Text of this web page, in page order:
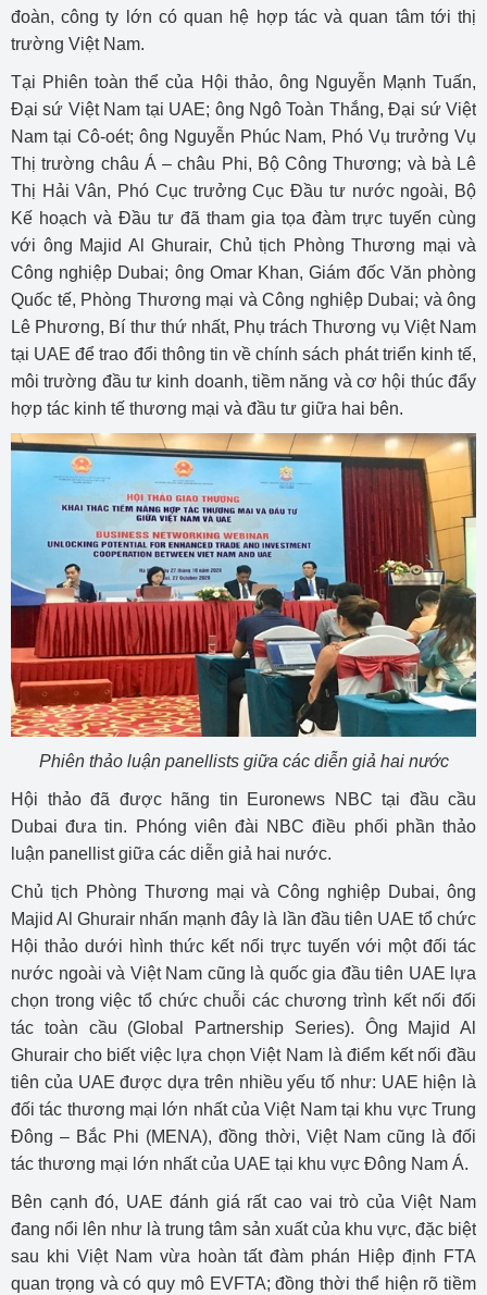
đoàn, công ty lớn có quan hệ hợp tác và quan tâm tới thị
trường Việt Nam.
Tại Phiên toàn thể của Hội thảo, ông Nguyễn Mạnh Tuấn,
Đại sứ Việt Nam tại UAE; ông Ngô Toàn Thắng, Đại sứ Việt
Nam tại Cô-oét; ông Nguyễn Phúc Nam, Phó Vụ trưởng Vụ
Thị trường châu Á – châu Phi, Bộ Công Thương; và bà Lê
Thị Hải Vân, Phó Cục trưởng Cục Đầu tư nước ngoài, Bộ
Kế hoạch và Đầu tư đã tham gia tọa đàm trực tuyến cùng
với ông Majid Al Ghurair, Chủ tịch Phòng Thương mại và
Công nghiệp Dubai; ông Omar Khan, Giám đốc Văn phòng
Quốc tế, Phòng Thương mại và Công nghiệp Dubai; và ông
Lê Phương, Bí thư thứ nhất, Phụ trách Thương vụ Việt Nam
tại UAE để trao đổi thông tin về chính sách phát triển kinh tế,
môi trường đầu tư kinh doanh, tiềm năng và cơ hội thúc đẩy
hợp tác kinh tế thương mại và đầu tư giữa hai bên.
Phiên thảo luận panellists giữa các diễn giả hai nước
Hội thảo đã được hãng tin Euronews NBC tại đầu cầu
Dubai đưa tin. Phóng viên đài NBC điều phối phần thảo
luận panellist giữa các diễn giả hai nước.
Chủ tịch Phòng Thương mại và Công nghiệp Dubai, ông
Majid Al Ghurair nhấn mạnh đây là lần đầu tiên UAE tổ chức
Hội thảo dưới hình thức kết nối trực tuyến với một đối tác
nước ngoài và Việt Nam cũng là quốc gia đầu tiên UAE lựa
chọn trong việc tổ chức chuỗi các chương trình kết nối đối
tác toàn cầu (Global Partnership Series). Ông Majid Al
Ghurair cho biết việc lựa chọn Việt Nam là điểm kết nối đầu
tiên của UAE được dựa trên nhiều yếu tố như: UAE hiện là
đối tác thương mại lớn nhất của Việt Nam tại khu vực Trung
Đông – Bắc Phi (MENA), đồng thời, Việt Nam cũng là đối
tác thương mại lớn nhất của UAE tại khu vực Đông Nam Á.
Bên cạnh đó, UAE đánh giá rất cao vai trò của Việt Nam
đang nổi lên như là trung tâm sản xuất của khu vực, đặc biệt
sau khi Việt Nam vừa hoàn tất đàm phán Hiệp định FTA
quan trọng và có quy mô EVFTA; đồng thời thể hiện rõ tiềm